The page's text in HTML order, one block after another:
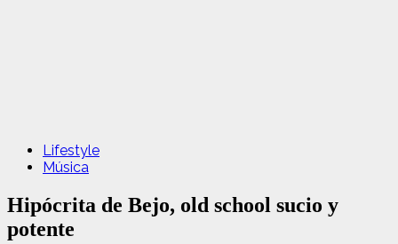
Lifestyle
Música
Hipócrita de Bejo, old school sucio y
potente